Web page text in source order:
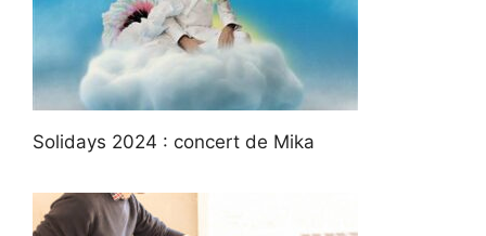
Solidays 2024 : concert de Mika